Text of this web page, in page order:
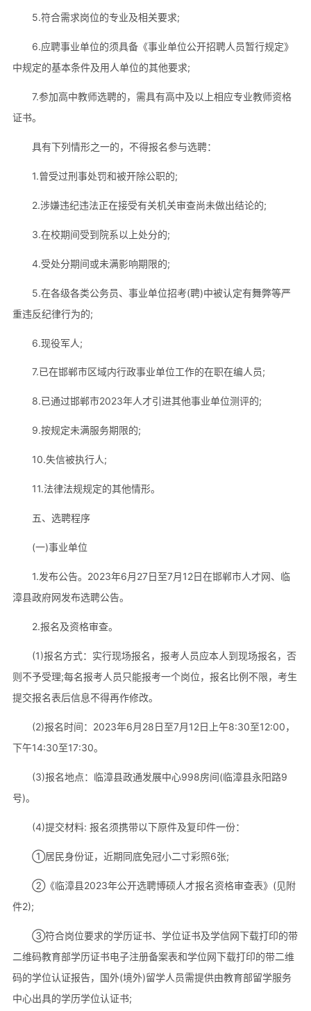
5.符合需求岗位的专业及相关要求;
6.应聘事业单位的须具备《事业单位公开招聘人员暂行规定》
中规定的基本条件及用人单位的其他要求;
7.参加高中教师选聘的，需具有高中及以上相应专业教师资格
证书。
具有下列情形之一的，不得报名参与选聘：
1.曾受过刑事处罚和被开除公职的;
2.涉嫌违纪违法正在接受有关机关审查尚未做出结论的;
3.在校期间受到院系以上处分的;
4.受处分期间或未满影响期限的;
5.在各级各类公务员、事业单位招考(聘)中被认定有舞弊等严
重违反纪律行为的;
6.现役军人;
7.已在邯郸市区域内行政事业单位工作的在职在编人员;
8.已通过邯郸市2023年人才引进其他事业单位测评的;
9.按规定未满服务期限的;
10.失信被执行人;
11.法律法规规定的其他情形。
五、选聘程序
(一)事业单位
1.发布公告。2023年6月27日至7月12日在邯郸市人才网、临
漳县政府网发布选聘公告。
2.报名及资格审查。
(1)报名方式：实行现场报名，报考人员应本人到现场报名，否
则不予受理;每名报考人员只能报考一个岗位，报名比例不限，考生
提交报名表后信息不得再作修改。
(2)报名时间：2023年6月28日至7月12日上午8:30至12:00，
下午14:30至17:30。
(3)报名地点：临漳县政通发展中心998房间(临漳县永阳路9
号)。
(4)提交材料: 报名须携带以下原件及复印件一份：
①居民身份证，近期同底免冠小二寸彩照6张;
②《临漳县2023年公开选聘博硕人才报名资格审查表》(见附
件2);
③符合岗位要求的学历证书、学位证书及学信网下载打印的带
二维码教育部学历证书电子注册备案表和学位网下载打印的带二维
码的学位认证报告，国外(境外)留学人员需提供由教育部留学服务
中心出具的学历学位认证书;